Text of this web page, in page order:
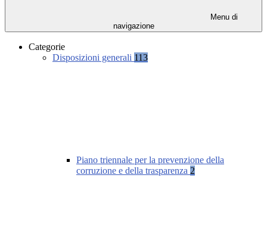
Menu di
navigazione
Categorie
Disposizioni generali 113
Piano triennale per la prevenzione della
corruzione e della trasparenza 2